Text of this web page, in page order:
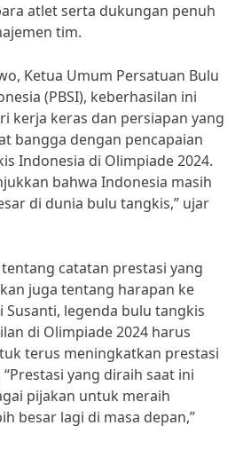
atlet serta dukungan penuh
tim.
Ketua Umum Persatuan Bulu
(PBSI), keberhasilan ini
kerja keras dan persiapan yang
bangga dengan pencapaian
Indonesia di Olimpiade 2024.
bahwa Indonesia masih
di dunia bulu tangkis,” ujar
catatan prestasi yang
juga tentang harapan ke
Susanti, legenda bulu tangkis
di Olimpiade 2024 harus
terus meningkatkan prestasi
yang diraih saat ini
pijakan untuk meraih
besar lagi di masa depan,”